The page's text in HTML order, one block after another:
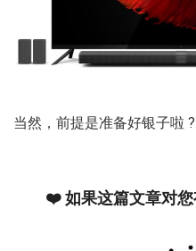
当然，前提是准备好银子啦 ?
❤️ 如果这篇文章对